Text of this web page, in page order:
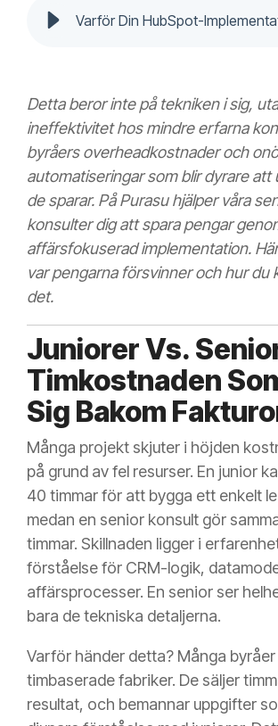
Detta beror inte på tekniken i sig,
ineffektivitet hos mindre erfarna
byråers overheadkostnader och
automatiseringar som blir dyrare att
de sparar. På Purasu hjälper våra
konsulter dig att spara pengar
affärsfokuserad implementation.
var pengarna försvinner och hur du
det.
Juniorer Vs.
Timkostnaden
Sig Bakom
Många projekt skjuter i höjden
på grund av fel resurser. En junior
40 timmar för att bygga ett enkelt
medan en senior konsult gör
timmar. Skillnaden ligger i
förståelse för CRM-logik,
affärsprocesser. En senior ser
bara de tekniska detaljerna.
Varför händer detta? Många
timbaserade fabriker. De säljer
resultat, och bemannar uppgifter